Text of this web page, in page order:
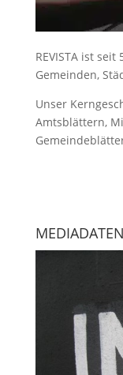
REVISTA ist
Gemeinden,
Unser
Amtsblättern,
MEDIADATEN